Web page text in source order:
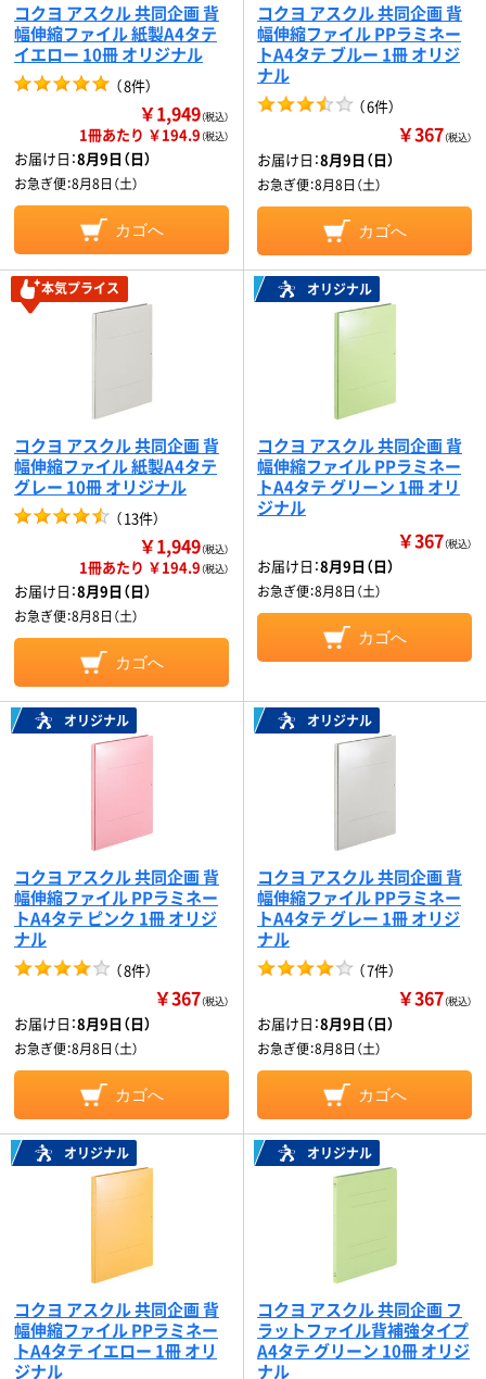
コクヨ アスクル 共同企画 背
幅伸縮ファイル 紙製A4タテ
イエロー 10冊 オリジナル
（8件）
￥1,949（税込）
1冊あたり ￥194.9（税込）
お届け日：8月9日（日）
お急ぎ便：8月8日（土）
カゴへ
コクヨ アスクル 共同企画 背
幅伸縮ファイル PPラミネー
トA4タテ ブルー 1冊 オリジ
ナル
（6件）
￥367（税込）
お届け日：8月9日（日）
お急ぎ便：8月8日（土）
カゴへ
本気プライス
コクヨ アスクル 共同企画 背
幅伸縮ファイル 紙製A4タテ
グレー 10冊 オリジナル
（13件）
￥1,949（税込）
1冊あたり ￥194.9（税込）
お届け日：8月9日（日）
お急ぎ便：8月8日（土）
カゴへ
オリジナル
コクヨ アスクル 共同企画 背
幅伸縮ファイル PPラミネー
トA4タテ グリーン 1冊 オリ
ジナル
￥367（税込）
お届け日：8月9日（日）
お急ぎ便：8月8日（土）
カゴへ
オリジナル
コクヨ アスクル 共同企画 背
幅伸縮ファイル PPラミネー
トA4タテ ピンク 1冊 オリジ
ナル
（8件）
￥367（税込）
お届け日：8月9日（日）
お急ぎ便：8月8日（土）
カゴへ
オリジナル
コクヨ アスクル 共同企画 背
幅伸縮ファイル PPラミネー
トA4タテ グレー 1冊 オリジ
ナル
（7件）
￥367（税込）
お届け日：8月9日（日）
お急ぎ便：8月8日（土）
カゴへ
オリジナル
コクヨ アスクル 共同企画 背
幅伸縮ファイル PPラミネー
トA4タテ イエロー 1冊 オリ
ジナル
オリジナル
コクヨ アスクル 共同企画 フ
ラットファイル背補強タイプ
A4タテ グリーン 10冊 オリジ
ナル